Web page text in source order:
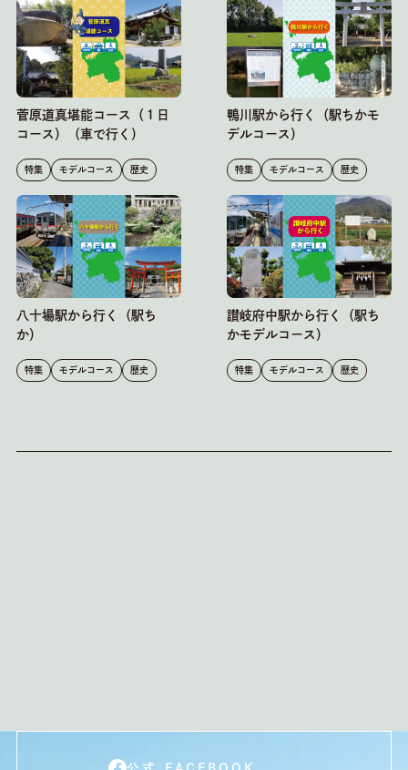
菅原道真堪能コース（１日
コース）（車で行く）
特集 モデルコース 歴史
鴨川駅から行く（駅ちかモ
デルコース）
特集 モデルコース 歴史
八十場駅から行く（駅ち
か）
特集 モデルコース 歴史
讃岐府中駅から行く（駅ち
かモデルコース）
特集 モデルコース 歴史